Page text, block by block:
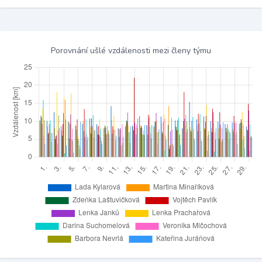
Porovnání ušlé vzdálenosti mezi členy týmu